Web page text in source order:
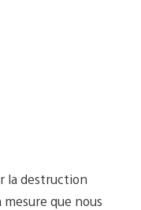
la destruction
mesure que nous